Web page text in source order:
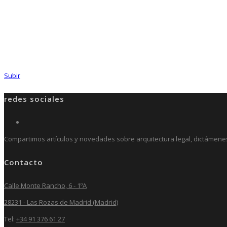
Subir
redes sociales
Compartimos artículos y novedades sobre arquitectura legal,
Contacto
Calle Monte Rancho, 6 - 1ºA
28231 - Las Rozas de Madrid (Madrid)
Tel: +34 91 376 61 27